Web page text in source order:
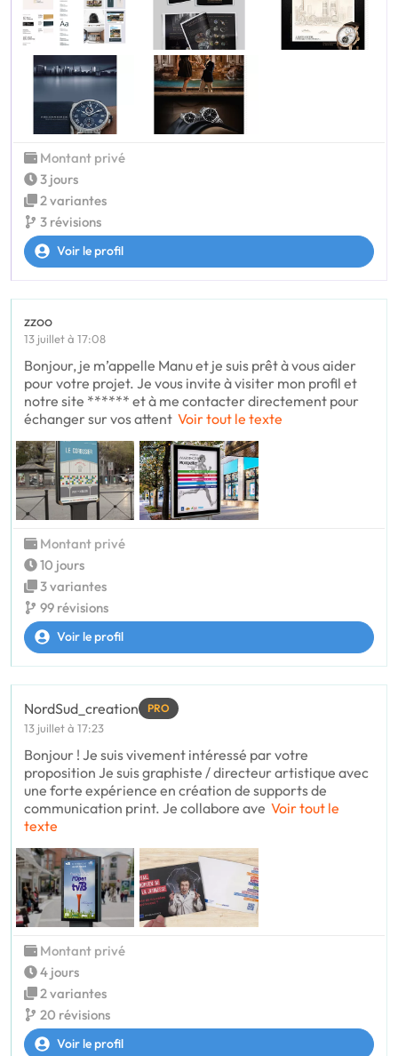
Montant privé
3 jours
2 variantes
3 révisions
Voir le profil
zzoo
13 juillet à 17:08
Bonjour, je m’appelle Manu et je suis prêt à vous aider
pour votre projet. Je vous invite à visiter mon profil et
notre site ****** et à me contacter directement pour
échanger sur vos attent Voir tout le texte
Montant privé
10 jours
3 variantes
99 révisions
Voir le profil
NordSud_creation PRO
13 juillet à 17:23
Bonjour ! Je suis vivement intéressé par votre
proposition Je suis graphiste / directeur artistique avec
une forte expérience en création de supports de
communication print. Je collabore ave Voir tout le
texte
Montant privé
4 jours
2 variantes
20 révisions
Voir le profil